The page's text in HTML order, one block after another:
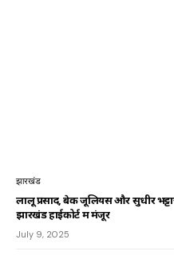
झारखंड
लालू प्रसाद, बेक जूलियस और सुधीर
झारखंड हाईकोर्ट में मंजूर
July 9, 2025